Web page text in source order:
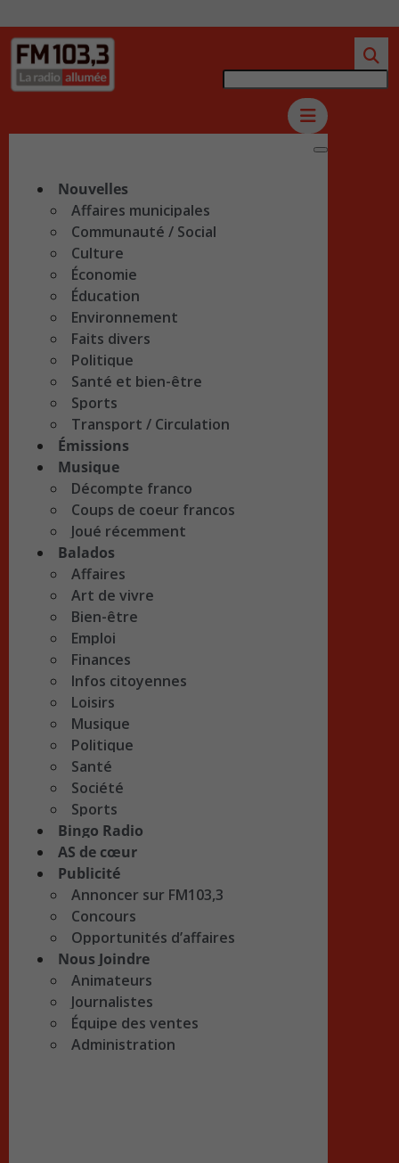
Nouvelles
Affaires municipales
Communauté / Social
Culture
Économie
Éducation
Environnement
Faits divers
Politique
Santé et bien-être
Sports
Transport / Circulation
Émissions
Musique
Décompte franco
Coups de coeur francos
Joué récemment
Balados
Affaires
Art de vivre
Bien-être
Emploi
Finances
Infos citoyennes
Loisirs
Musique
Politique
Santé
Société
Sports
Bingo Radio
AS de cœur
Publicité
Annoncer sur FM103,3
Concours
Opportunités d’affaires
Nous Joindre
Animateurs
Journalistes
Équipe des ventes
Administration